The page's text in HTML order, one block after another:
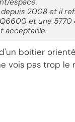
espace.
depuis 2008 et il
et une 5770
acceptable.
boitier
vois pas trop le